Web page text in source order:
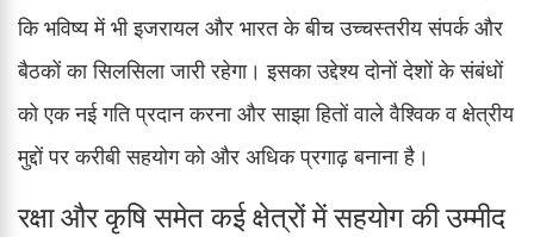
कि भविष्य में भी इजरायल और भारत के बीच उच्चस्तरीय संपर्क और
बैठकों का सिलसिला जारी रहेगा। इसका उद्देश्य दोनों देशों के संबंधों
को एक नई गति प्रदान करना और साझा हितों वाले वैश्विक व क्षेत्रीय
मुद्दों पर करीबी सहयोग को और अधिक प्रगाढ़ बनाना है।
रक्षा और कृषि समेत कई क्षेत्रों में सहयोग की उम्मीद